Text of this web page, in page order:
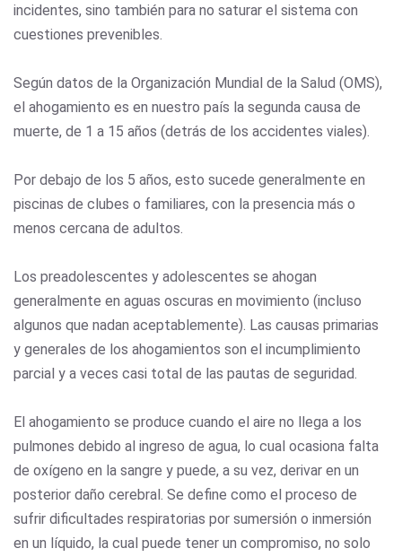
incidentes, sino también para no saturar el sistema con
cuestiones prevenibles.
Según datos de la Organización Mundial de la Salud (OMS),
el ahogamiento es en nuestro país la segunda causa de
muerte, de 1 a 15 años (detrás de los accidentes viales).
Por debajo de los 5 años, esto sucede generalmente en
piscinas de clubes o familiares, con la presencia más o
menos cercana de adultos.
Los preadolescentes y adolescentes se ahogan
generalmente en aguas oscuras en movimiento (incluso
algunos que nadan aceptablemente). Las causas primarias
y generales de los ahogamientos son el incumplimiento
parcial y a veces casi total de las pautas de seguridad.
El ahogamiento se produce cuando el aire no llega a los
pulmones debido al ingreso de agua, lo cual ocasiona falta
de oxígeno en la sangre y puede, a su vez, derivar en un
posterior daño cerebral. Se define como el proceso de
sufrir dificultades respiratorias por sumersión o inmersión
en un líquido, la cual puede tener un compromiso, no solo